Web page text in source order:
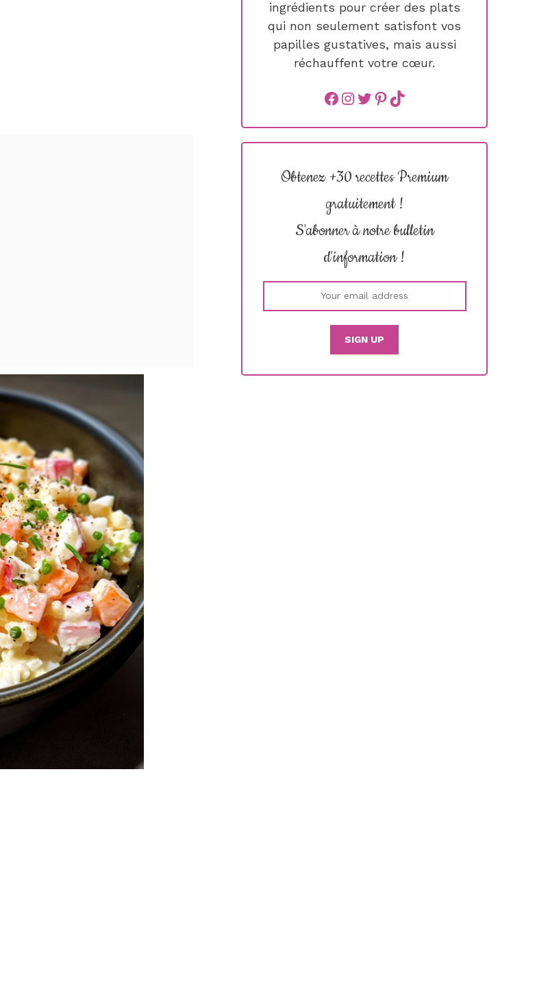
ingrédients pour créer des plats
qui non seulement satisfont vos
papilles gustatives, mais aussi
réchauffent votre cœur.
Facebook
instagram
Twitter
Pinterest
TikTok
Obtenez +30 recettes Premium
gratuitement !
S'abonner à notre bulletin
d'information !